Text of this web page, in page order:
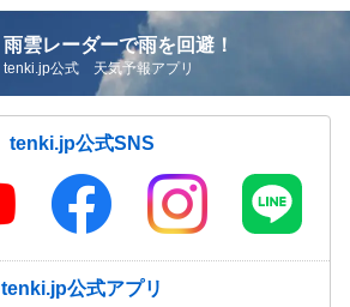
雨雲レーダーで雨を回避！
tenki.jp公式 天気予報アプリ
tenki.jp公式SNS
tenki.jp公式アプリ